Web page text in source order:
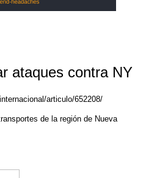
ataques contra NY
articulo/652208/
de la región de Nueva